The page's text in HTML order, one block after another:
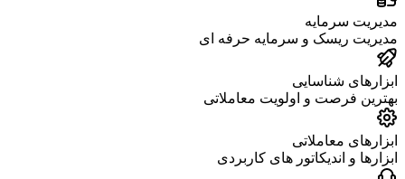
مدیریت سرمایه
مدیریت ریسک و سرمایه حرفه ای
ابزارهای شناسایی
بهترین فرصت و اولویت معاملاتی
ابزارهای معاملاتی
ابزارها و اندیکاتور های کاربردی